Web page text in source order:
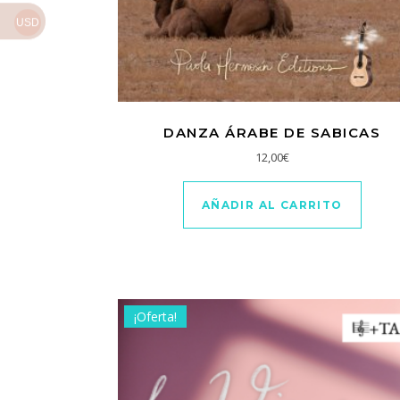
DANZA ÁRABE DE SABICAS
12,00€
AÑADIR AL CARRITO
¡Oferta!
USD